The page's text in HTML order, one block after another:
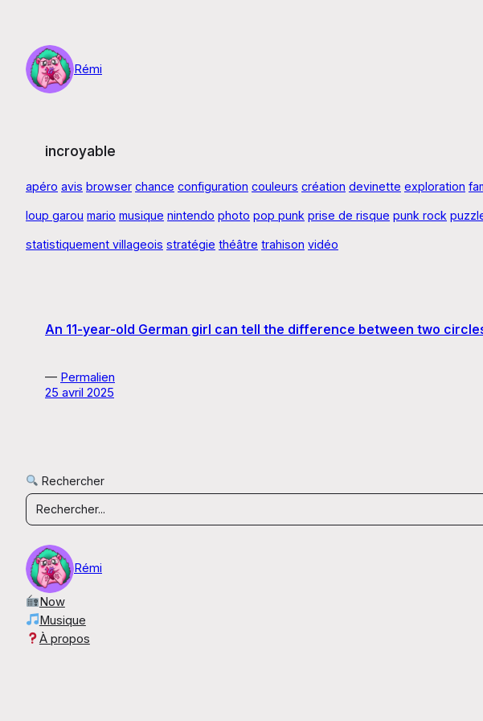
contenu
Rémi
incroyable
apéro avis browser chance configuration couleurs création devinette exploration
loup garou mario musique nintendo photo pop punk prise de risque punk rock
statistiquement villageois stratégie théâtre trahison vidéo
An 11-year-old German girl can tell the difference between two
— Permalien
25 avril 2025
Rechercher
Rémi
Now
Musique
À propos